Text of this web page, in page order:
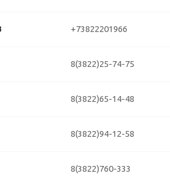
+73822201966
8(3822)25-74-75
8(3822)65-14-48
8(3822)94-12-58
8(3822)760-333